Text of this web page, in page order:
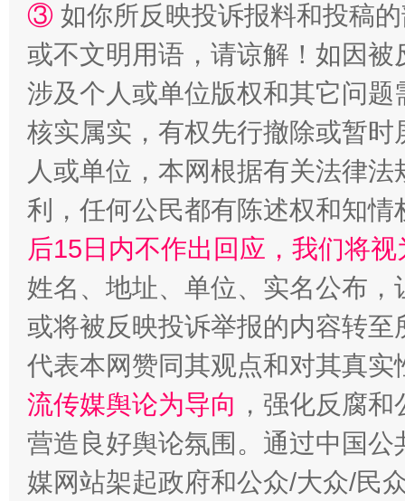
网上购药对药下症？
这是一记警钟！ 谢
③ 如你所反映投诉报料和投稿
或不文明用语，请谅解！如因
涉及个人或单位版权和其它问题
核实属实，有权先行撤除或暂
人或单位，本网根据有关法律
利，任何公民都有陈述权和知情
后15日内不作出回应，我们将
姓名、地址、单位、实名公布
或将被反映投诉举报的内容转
代表本网赞同其观点和对其真实
流传媒舆论为导向 ，强化反腐
营造良好舆论氛围。通过中国
媒网站架起政府和公众/大众/民